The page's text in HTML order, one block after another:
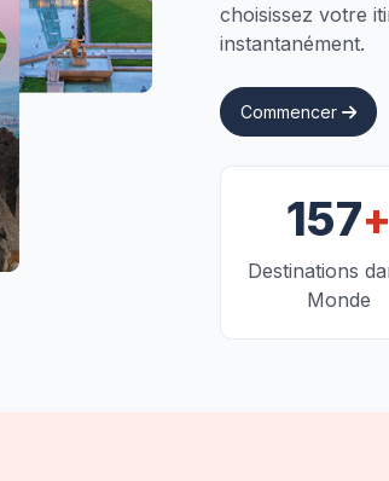
choisissez votre
instantanément.
Commencer
157+
Destinations
Monde